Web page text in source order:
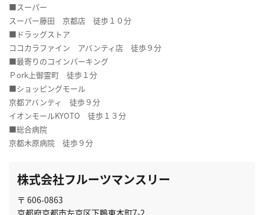
■スーパー
スーパー藤田 京都店 徒歩１０分
■ドラッグストア
ココカラファイン アバンティ店 徒歩９分
■最寄りのコインパーキング
Ｐork上御霊町 徒歩１分
■ショッピングモール
京都アバンティ 徒歩９分
イオンモールKYOTO 徒歩１３分
■総合病院
京都木原病院 徒歩９分
株式会社フルーツマンスリー
〒 606-0863
京都府京都市左京区下鴨東本町7-2